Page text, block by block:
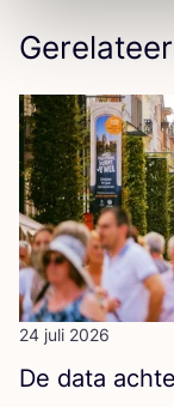
24 juli 2026
De data